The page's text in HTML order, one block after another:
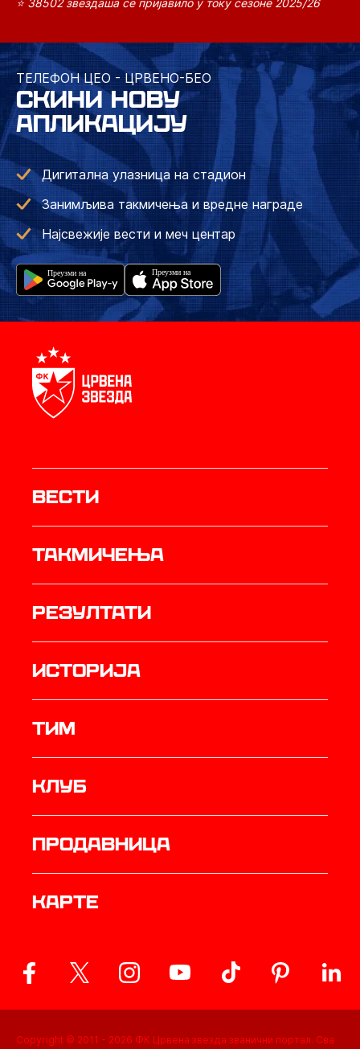
⭐ 38502 звездаша се пријавило у току сезоне 2025/26
ТЕЛЕФОН ЦЕО - ЦРВЕНО-БЕО
СКИНИ НОВУ
АПЛИКАЦИЈУ
Дигитална улазница на стадион
Занимљива такмичења и вредне награде
Најсвежије вести и меч центар
Вести
Такмичења
резултати
историја
ТИМ
Клуб
продавница
Карте
Copyright © 2011 - 2026 ФК Црвена звезда званични портал. Сва